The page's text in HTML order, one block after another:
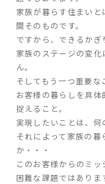
家族が暮らす住まい
間そのものです。
ですから、できるかぎ
家族のステージの変
ん。
そしてもう一つ重要な
お客様の暮らしを具
捉えること。
実現したいことは、何
それによって家族の
か・・・
このお客様からのミッ
困難な課題ではあり